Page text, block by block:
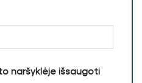
naršyklėje išsaugoti